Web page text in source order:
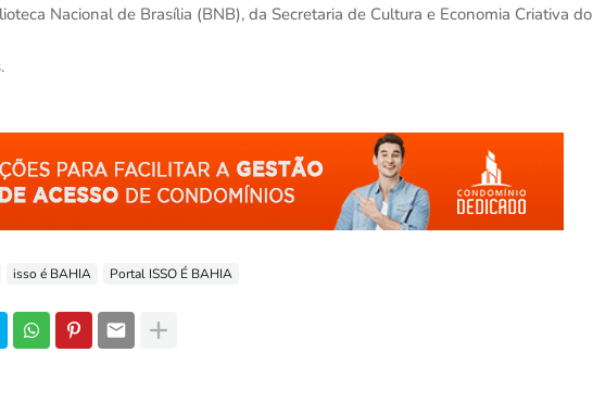
Nacional de Brasília (BNB), da Secretaria de Cultura e Economia Criativa do
isso é BAHIA Portal ISSO É BAHIA